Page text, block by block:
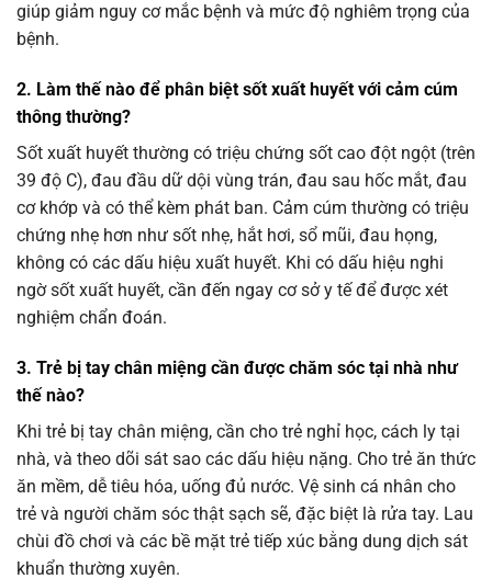
giúp giảm nguy cơ mắc bệnh và mức độ nghiêm trọng của
bệnh.
2. Làm thế nào để phân biệt sốt xuất huyết với cảm cúm
thông thường?
Sốt xuất huyết thường có triệu chứng sốt cao đột ngột (trên
39 độ C), đau đầu dữ dội vùng trán, đau sau hốc mắt, đau
cơ khớp và có thể kèm phát ban. Cảm cúm thường có triệu
chứng nhẹ hơn như sốt nhẹ, hắt hơi, sổ mũi, đau họng,
không có các dấu hiệu xuất huyết. Khi có dấu hiệu nghi
ngờ sốt xuất huyết, cần đến ngay cơ sở y tế để được xét
nghiệm chẩn đoán.
3. Trẻ bị tay chân miệng cần được chăm sóc tại nhà như
thế nào?
Khi trẻ bị tay chân miệng, cần cho trẻ nghỉ học, cách ly tại
nhà, và theo dõi sát sao các dấu hiệu nặng. Cho trẻ ăn thức
ăn mềm, dễ tiêu hóa, uống đủ nước. Vệ sinh cá nhân cho
trẻ và người chăm sóc thật sạch sẽ, đặc biệt là rửa tay. Lau
chùi đồ chơi và các bề mặt trẻ tiếp xúc bằng dung dịch sát
khuẩn thường xuyên.